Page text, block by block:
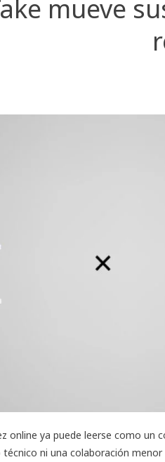
mueve
online ya puede leerse como un
técnico ni una colaboración